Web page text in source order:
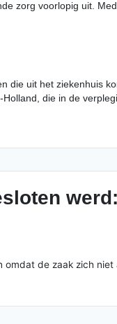
zorg voorlopig uit.
uit het ziekenhuis
die in de
werd:
de zaak zich